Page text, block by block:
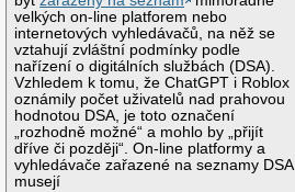
velkých on-line platforem nebo
internetových vyhledávačů, na něž se
vztahují zvláštní podmínky podle
nařízení o digitálních službách (DSA).
Vzhledem k tomu, že ChatGPT i Roblox
oznámily počet uživatelů nad prahovou
hodnotou DSA, je toto označení
„rozhodně možné“ a mohlo by „přijít
dříve či později“. On-line platformy a
vyhledávače zařazené na seznamy DSA
musejí